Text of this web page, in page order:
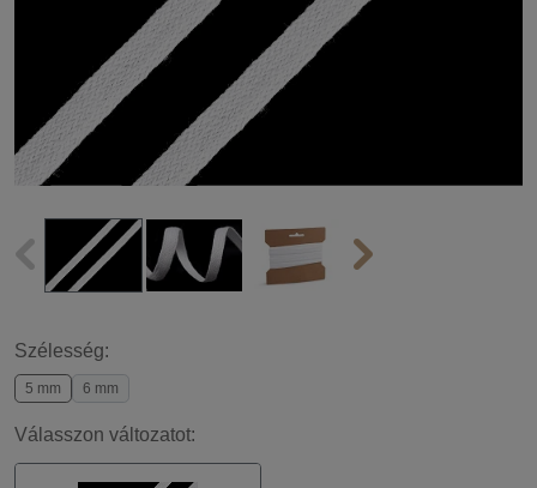
Szélesség:
5 mm 6 mm
Válasszon változatot: